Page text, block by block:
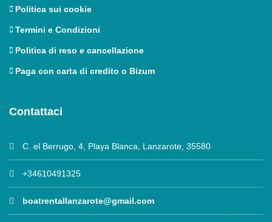
Politica sui cookie
Termini e Condizioni
Politica di reso e cancellazione
Paga con carta di credito o Bizum
Contattaci
C. el Berrugo, 4, Playa Blanca, Lanzarote, 35580
+34610491325
boatrentallanzarote@gmail.com